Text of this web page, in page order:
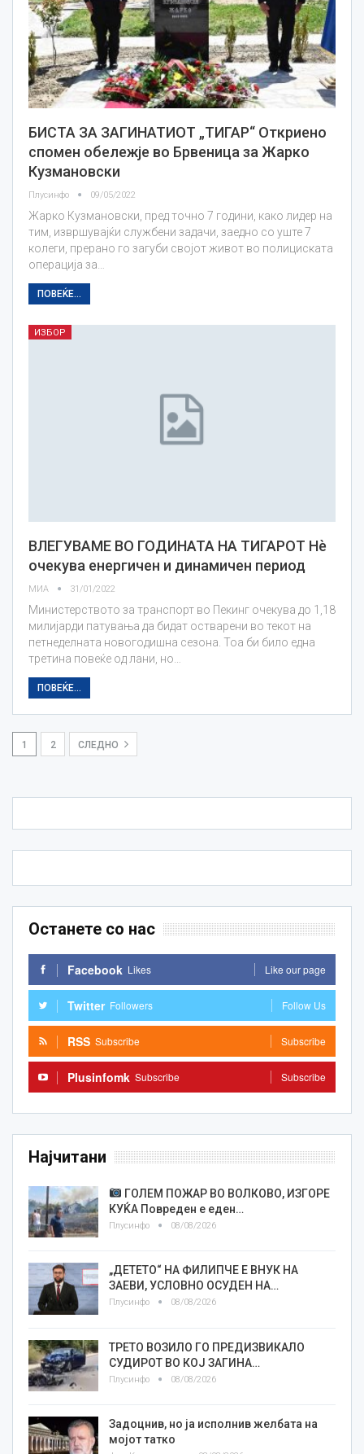
БИСТА ЗА ЗАГИНАТИОТ „ТИГАР“ Откриено
спомен обележје во Брвеница за Жарко
Кузмановски
Плусинфо 09/05/2022
Жарко Кузмановски, пред точно 7 години, како лидер на
тим, извршувајќи службени задачи, заедно со уште 7
колеги, прерано го загуби својот живот во полициската
операција за…
ПОВЕЌЕ...
ИЗБОР
ВЛЕГУВАМЕ ВО ГОДИНАТА НА ТИГАРОТ Нè
очекува енергичен и динамичен период
МИА 31/01/2022
Министерството за транспорт во Пекинг очекува до 1,18
милијарди патувања да бидат остварени во текот на
петнеделната новогодишна сезона. Тоа би било една
третина повеќе од лани, но…
ПОВЕЌЕ...
1 2 СЛЕДНО
Останете со нас
Facebook Likes Like our page
Twitter Followers Follow Us
RSS Subscribe Subscribe
Plusinfomk Subscribe Subscribe
Најчитани
ГОЛЕМ ПОЖАР ВО ВОЛКОВО, ИЗГОРЕ
КУЌА Повреден е еден…
Плусинфо 08/08/2026
„ДЕТЕТО“ НА ФИЛИПЧЕ Е ВНУК НА
ЗАЕВИ, УСЛОВНО ОСУДЕН НА…
Плусинфо 08/08/2026
ТРЕТО ВОЗИЛО ГО ПРЕДИЗВИКАЛО
СУДИРОТ ВО КОЈ ЗАГИНА…
Плусинфо 08/08/2026
Задоцнив, но ја исполнив желбата на
мојот татко